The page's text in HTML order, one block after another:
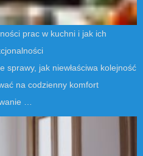
prac w kuchni i jak ich
sprawy, jak niewłaściwa kolejność
na codzienny komfort
…